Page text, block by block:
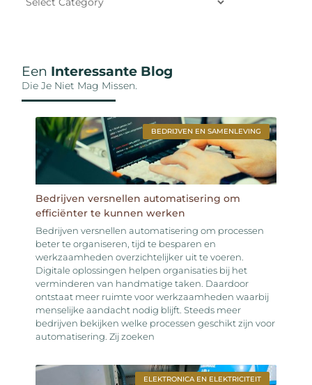
Een Interessante Blog
Die Je Niet Mag Missen.
BEDRIJVEN EN SAMENLEVING
Bedrijven versnellen automatisering om
efficiënter te kunnen werken
Bedrijven versnellen automatisering om processen
beter te organiseren, tijd te besparen en
werkzaamheden overzichtelijker uit te voeren.
Digitale oplossingen helpen organisaties bij het
verminderen van handmatige taken. Daardoor
ontstaat meer ruimte voor werkzaamheden waarbij
menselijke aandacht nodig blijft. Steeds meer
bedrijven bekijken welke processen geschikt zijn voor
automatisering. Zij zoeken
ELEKTRONICA EN ELEKTRICITEIT